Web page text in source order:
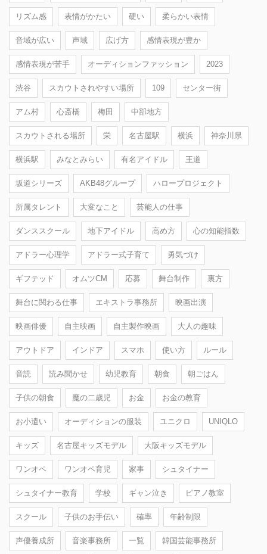
リズム感 表情がかたい 硬い 柔らかい表情
音域が広い 声域 広げ方 感情表現が豊か
感情表現が苦手 オーディションファッション 2023
渋谷 スカウトされやすい場所 109 センター街
アム村 心斎橋 梅田 中部地方
スカウトされる場所 栄 名古屋駅 横浜 神奈川県
横浜駅 みなとみらい 有名アイドル 王道
坂道シリーズ AKB48グループ ハロープロジェクト
所属タレント 大変なこと 芸能人の仕事
ダンススクール 地下アイドル 高め方 心の知能指数
アドラー心理学 アドラー式子育て 勇気づけ
ギフテッド オムツCM 応募 舞台制作 裏方
舞台に関わる仕事 エキストラ事務所 映画出演
映画俳優 自主映画 自主製作映画 大人の趣味
アウトドア インドア スマホ 使い方 ルール
音読 読み聞かせ 幼児教育 朝食 朝ごはん
子供の朝食 魔の二歳児 お金 お金の教育
お小遣い オーディションの服装 ユニクロ UNIQLO
キッズ 名古屋キッズモデル 大阪キッズモデル
ワンオペ ワンオペ育児 家事 シュタイナー
シュタイナー教育 学校 ギャン泣き ピアノ教室
スクール 子供のお手伝い 確率 年齢制限
声優養成所 音楽事務所 一覧 韓国芸能事務所